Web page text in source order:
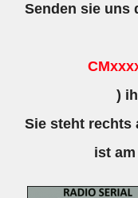
Senden sie uns
)
Sie steht rechts
ist